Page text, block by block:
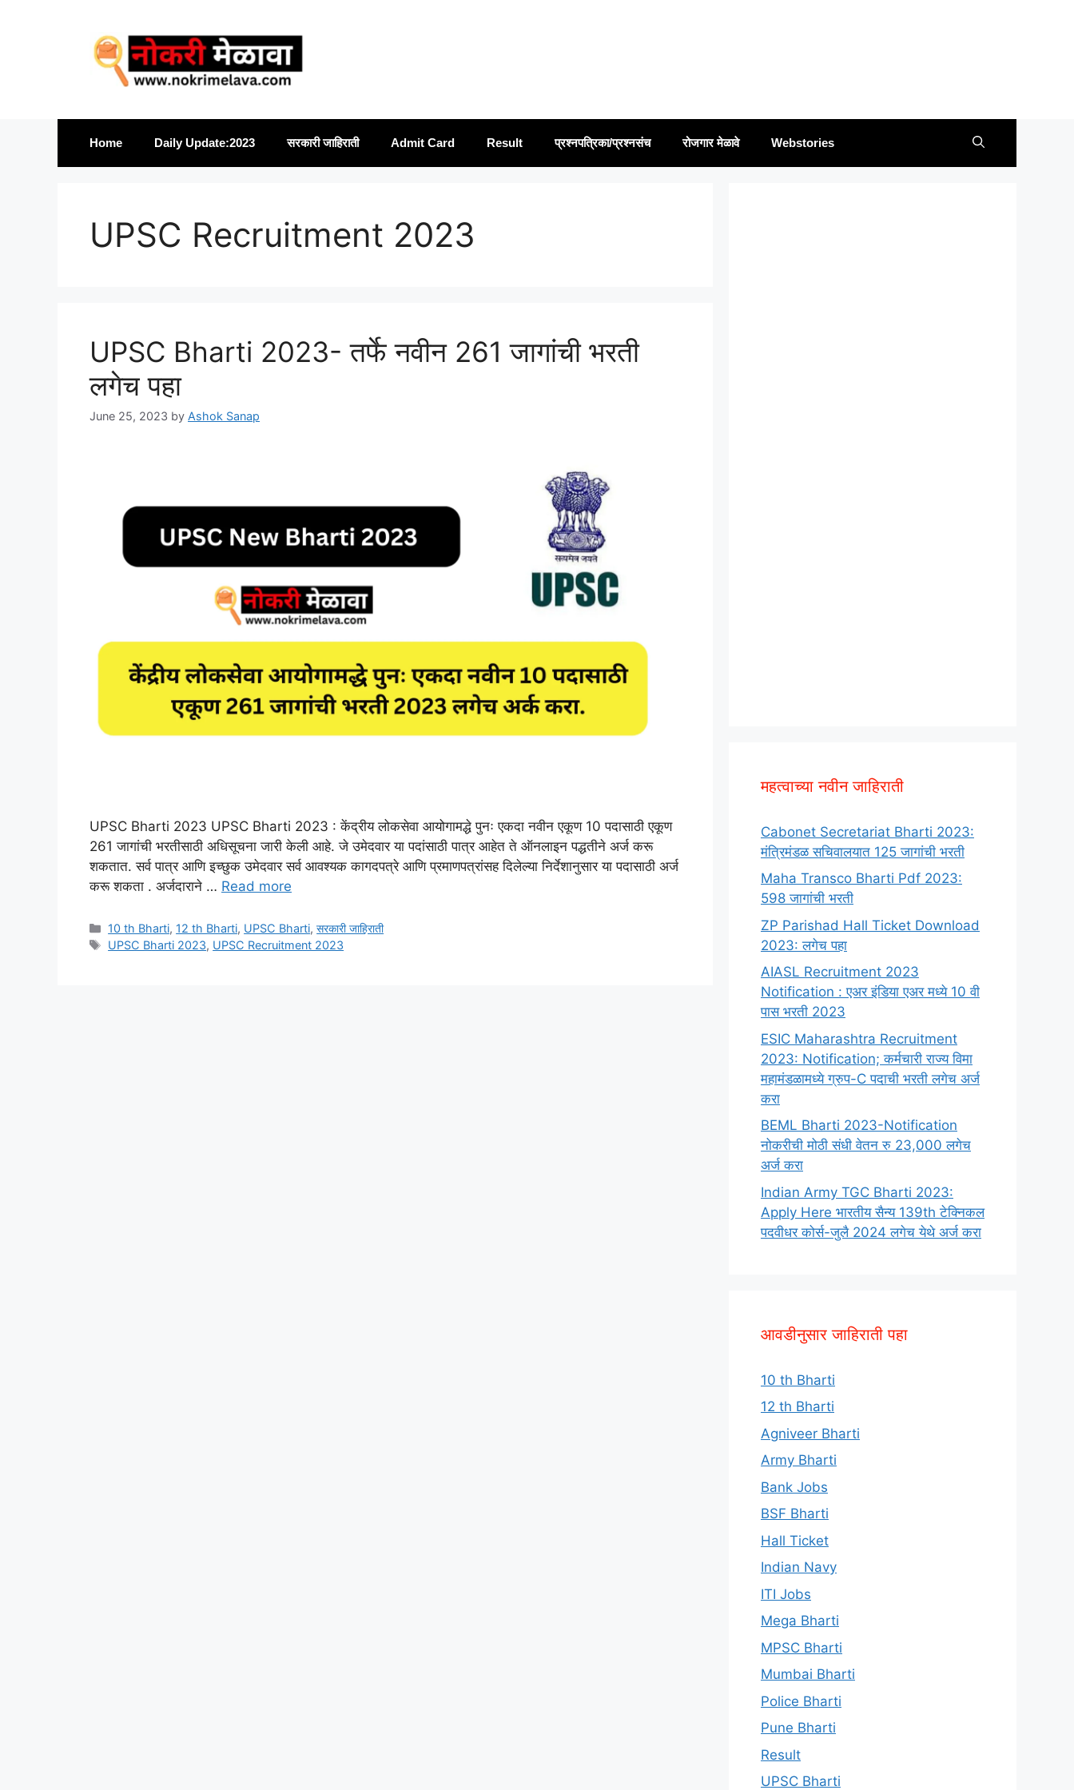
Home Daily Update:2023 सरकारी जाहिराती Admit Card Result प्रश्नपत्रिका/प्रश्नसंच रोजगार मेळावे Webstories
UPSC Recruitment 2023
UPSC Bharti 2023- तर्फे नवीन 261 जागांची भरती
लगेच पहा
June 25, 2023 by Ashok Sanap
UPSC Bharti 2023 UPSC Bharti 2023 : केंद्रीय लोकसेवा आयोगामद्धे पुनः एकदा नवीन एकूण 10 पदासाठी एकूण
261 जागांची भरतीसाठी अधिसूचना जारी केली आहे. जे उमेदवार या पदांसाठी पात्र आहेत ते ऑनलाइन पद्धतीने अर्ज करू
शकतात. सर्व पात्र आणि इच्छुक उमेदवार सर्व आवश्यक कागदपत्रे आणि प्रमाणपत्रांसह दिलेल्या निर्देशानुसार या पदासाठी अर्ज
करू शकता . अर्जदाराने … Read more
Categories
10 th Bharti, 12 th Bharti, UPSC Bharti,सरकारी जाहिराती
Tags
UPSC Bharti 2023, UPSC Recruitment 2023
महत्वाच्या नवीन जाहिराती
Cabonet Secretariat Bharti 2023:
मंत्रिमंडळ सचिवालयात 125 जागांची भरती
Maha Transco Bharti Pdf 2023:
598 जागांची भरती
ZP Parishad Hall Ticket Download
2023: लगेच पहा
AIASL Recruitment 2023
Notification : एअर इंडिया एअर मध्ये 10 वी
पास भरती 2023
ESIC Maharashtra Recruitment
2023: Notification; कर्मचारी राज्य विमा
महामंडळामध्ये ग्रुप-C पदाची भरती लगेच अर्ज
करा
BEML Bharti 2023-Notification
नोकरीची मोठी संधी वेतन रु 23,000 लगेच
अर्ज करा
Indian Army TGC Bharti 2023:
Apply Here भारतीय सैन्य 139th टेक्निकल
पदवीधर कोर्स-जुलै 2024 लगेच येथे अर्ज करा
आवडीनुसार जाहिराती पहा
10 th Bharti
12 th Bharti
Agniveer Bharti
Army Bharti
Bank Jobs
BSF Bharti
Hall Ticket
Indian Navy
ITI Jobs
Mega Bharti
MPSC Bharti
Mumbai Bharti
Police Bharti
Pune Bharti
Result
UPSC Bharti